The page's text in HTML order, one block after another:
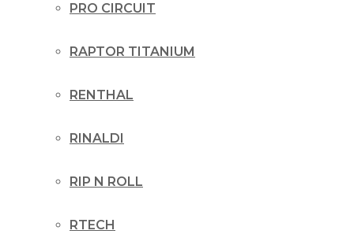
PRO CIRCUIT
RAPTOR TITANIUM
RENTHAL
RINALDI
RIP N ROLL
RTECH